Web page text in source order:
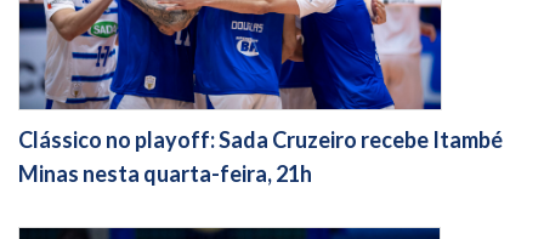
Clássico no playoff: Sada Cruzeiro recebe Itambé
Minas nesta quarta-feira, 21h